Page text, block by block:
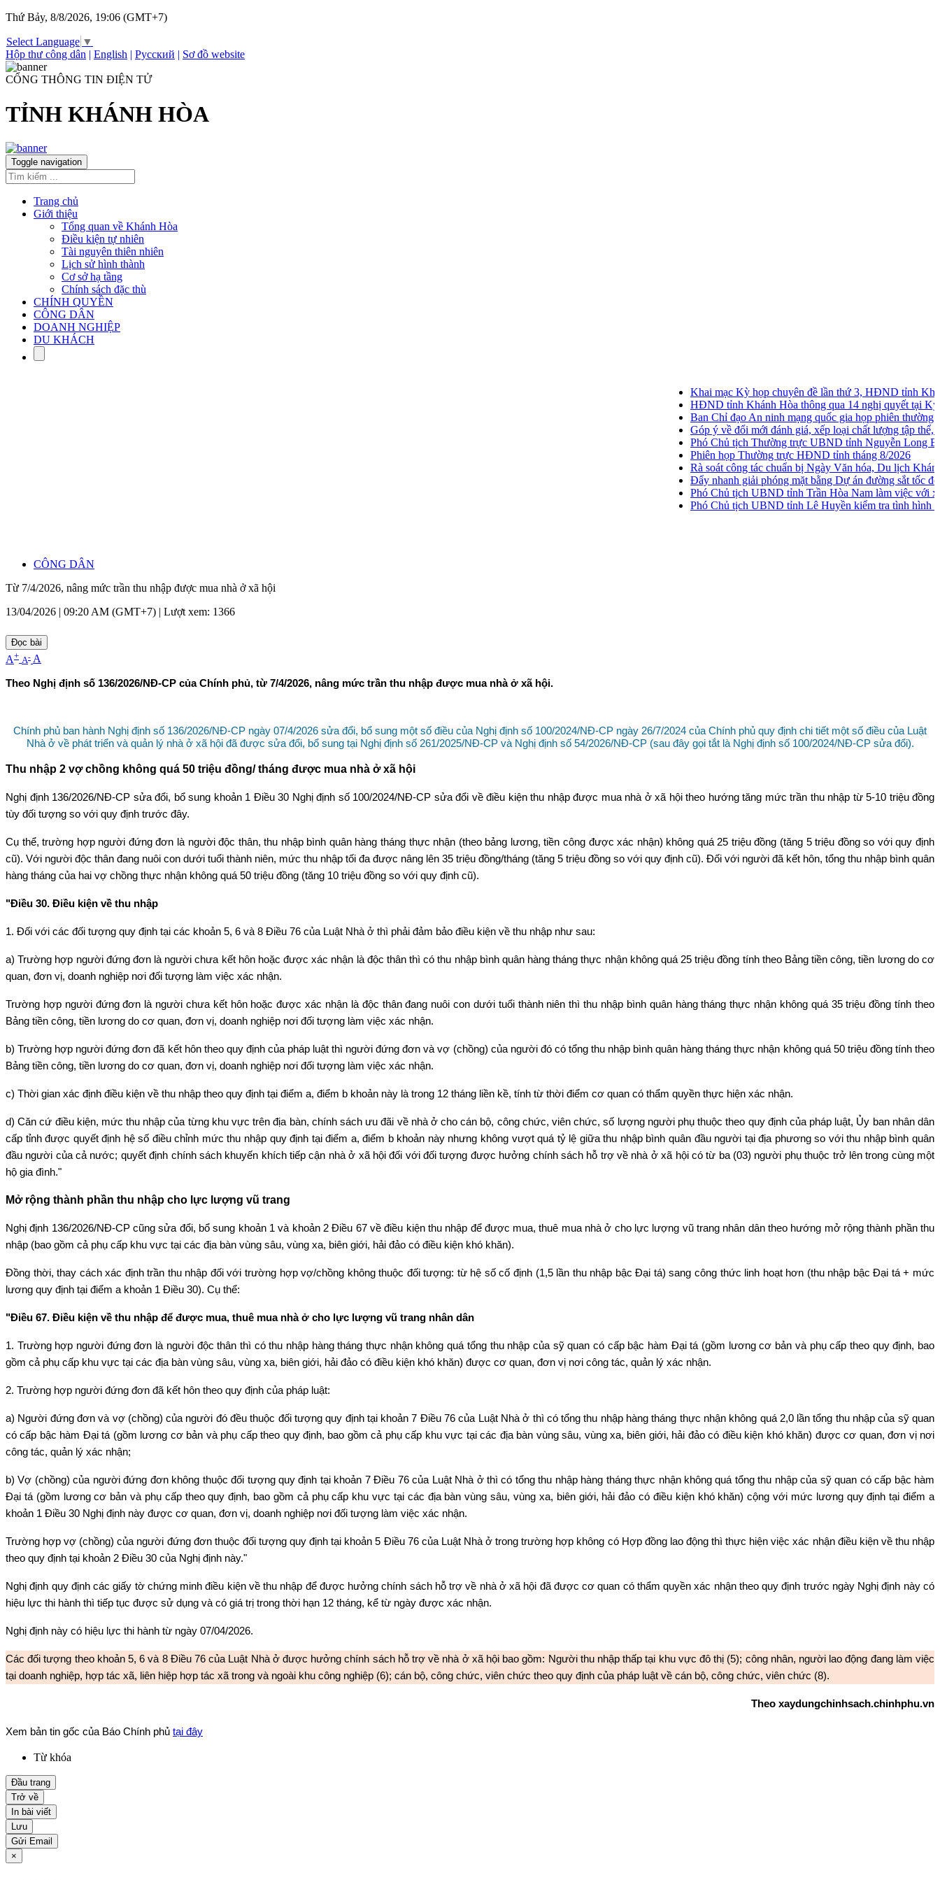
Thứ Bảy, 8/8/2026, 19:06 (GMT+7)
Select Language ▼
Hộp thư công dân | English | Русский | Sơ đồ website
CỔNG THÔNG TIN ĐIỆN TỬ
TỈNH KHÁNH HÒA
Toggle navigation
Trang chủ
Giới thiệu
Tổng quan về Khánh Hòa
Điều kiện tự nhiên
Tài nguyên thiên nhiên
Lịch sử hình thành
Cơ sở hạ tầng
Chính sách đặc thù
CHÍNH QUYỀN
CÔNG DÂN
DOANH NGHIỆP
DU KHÁCH
Khai mạc Kỳ họp chuyên đề lần thứ 3, HĐND tỉnh Khánh
HĐND tỉnh Khánh Hòa thông qua 14 nghị quyết tại Kỳ
Ban Chỉ đạo An ninh mạng quốc gia họp phiên thường kỳ
Góp ý về đổi mới đánh giá, xếp loại chất lượng tập thể, cá
Phó Chủ tịch Thường trực UBND tỉnh Nguyễn Long Biên
Phiên họp Thường trực HĐND tỉnh tháng 8/2026
Rà soát công tác chuẩn bị Ngày Văn hóa, Du lịch Khánh
Đẩy nhanh giải phóng mặt bằng Dự án đường sắt tốc độ
Phó Chủ tịch UBND tỉnh Trần Hòa Nam làm việc với xã
Phó Chủ tịch UBND tỉnh Lê Huyền kiểm tra tình hình thu
CÔNG DÂN
Từ 7/4/2026, nâng mức trần thu nhập được mua nhà ở xã hội
13/04/2026 | 09:20 AM (GMT+7) | Lượt xem: 1366
Đọc bài
A+ A- A
Theo Nghị định số 136/2026/NĐ-CP của Chính phủ, từ 7/4/2026, nâng mức trần thu nhập được mua nhà ở xã hội.
Chính phủ ban hành Nghị định số 136/2026/NĐ-CP ngày 07/4/2026 sửa đổi, bổ sung một số điều của Nghị định số 100/2024/NĐ-CP ngày 26/7/2024 của Chính phủ quy định chi tiết một số điều của Luật
Nhà ở về phát triển và quản lý nhà ở xã hội đã được sửa đổi, bổ sung tại Nghị định số 261/2025/NĐ-CP và Nghị định số 54/2026/NĐ-CP (sau đây gọi tắt là Nghị định số 100/2024/NĐ-CP sửa đổi).
Thu nhập 2 vợ chồng không quá 50 triệu đồng/ tháng được mua nhà ở xã hội
Nghị định 136/2026/NĐ-CP sửa đổi, bổ sung khoản 1 Điều 30 Nghị định số 100/2024/NĐ-CP sửa đổi về điều kiện thu nhập được mua nhà ở xã hội theo hướng tăng mức trần thu nhập từ 5-10 triệu đồng
tùy đối tượng so với quy định trước đây.
Cụ thể, trường hợp người đứng đơn là người độc thân, thu nhập bình quân hàng tháng thực nhận (theo bảng lương, tiền công được xác nhận) không quá 25 triệu đồng (tăng 5 triệu đồng so với quy định
cũ). Với người độc thân đang nuôi con dưới tuổi thành niên, mức thu nhập tối đa được nâng lên 35 triệu đồng/tháng (tăng 5 triệu đồng so với quy định cũ). Đối với người đã kết hôn, tổng thu nhập bình quân
hàng tháng của hai vợ chồng thực nhận không quá 50 triệu đồng (tăng 10 triệu đồng so với quy định cũ).
"Điều 30. Điều kiện về thu nhập
1. Đối với các đối tượng quy định tại các khoản 5, 6 và 8 Điều 76 của Luật Nhà ở thì phải đảm bảo điều kiện về thu nhập như sau:
a) Trường hợp người đứng đơn là người chưa kết hôn hoặc được xác nhận là độc thân thì có thu nhập bình quân hàng tháng thực nhận không quá 25 triệu đồng tính theo Bảng tiền công, tiền lương do cơ
quan, đơn vị, doanh nghiệp nơi đối tượng làm việc xác nhận.
Trường hợp người đứng đơn là người chưa kết hôn hoặc được xác nhận là độc thân đang nuôi con dưới tuổi thành niên thì thu nhập bình quân hàng tháng thực nhận không quá 35 triệu đồng tính theo
Bảng tiền công, tiền lương do cơ quan, đơn vị, doanh nghiệp nơi đối tượng làm việc xác nhận.
b) Trường hợp người đứng đơn đã kết hôn theo quy định của pháp luật thì người đứng đơn và vợ (chồng) của người đó có tổng thu nhập bình quân hàng tháng thực nhận không quá 50 triệu đồng tính theo
Bảng tiền công, tiền lương do cơ quan, đơn vị, doanh nghiệp nơi đối tượng làm việc xác nhận.
c) Thời gian xác định điều kiện về thu nhập theo quy định tại điểm a, điểm b khoản này là trong 12 tháng liền kề, tính từ thời điểm cơ quan có thẩm quyền thực hiện xác nhận.
d) Căn cứ điều kiện, mức thu nhập của từng khu vực trên địa bàn, chính sách ưu đãi về nhà ở cho cán bộ, công chức, viên chức, số lượng người phụ thuộc theo quy định của pháp luật, Ủy ban nhân dân
cấp tỉnh được quyết định hệ số điều chỉnh mức thu nhập quy định tại điểm a, điểm b khoản này nhưng không vượt quá tỷ lệ giữa thu nhập bình quân đầu người tại địa phương so với thu nhập bình quân
đầu người của cả nước; quyết định chính sách khuyến khích tiếp cận nhà ở xã hội đối với đối tượng được hưởng chính sách hỗ trợ về nhà ở xã hội có từ ba (03) người phụ thuộc trở lên trong cùng một
hộ gia đình."
Mở rộng thành phần thu nhập cho lực lượng vũ trang
Nghị định 136/2026/NĐ-CP cũng sửa đổi, bổ sung khoản 1 và khoản 2 Điều 67 về điều kiện thu nhập để được mua, thuê mua nhà ở cho lực lượng vũ trang nhân dân theo hướng mở rộng thành phần thu
nhập (bao gồm cả phụ cấp khu vực tại các địa bàn vùng sâu, vùng xa, biên giới, hải đảo có điều kiện khó khăn).
Đồng thời, thay cách xác định trần thu nhập đối với trường hợp vợ/chồng không thuộc đối tượng: từ hệ số cố định (1,5 lần thu nhập bậc Đại tá) sang công thức linh hoạt hơn (thu nhập bậc Đại tá + mức
lương quy định tại điểm a khoản 1 Điều 30). Cụ thể:
"Điều 67. Điều kiện về thu nhập để được mua, thuê mua nhà ở cho lực lượng vũ trang nhân dân
1. Trường hợp người đứng đơn là người độc thân thì có thu nhập hàng tháng thực nhận không quá tổng thu nhập của sỹ quan có cấp bậc hàm Đại tá (gồm lương cơ bản và phụ cấp theo quy định, bao
gồm cả phụ cấp khu vực tại các địa bàn vùng sâu, vùng xa, biên giới, hải đảo có điều kiện khó khăn) được cơ quan, đơn vị nơi công tác, quản lý xác nhận.
2. Trường hợp người đứng đơn đã kết hôn theo quy định của pháp luật:
a) Người đứng đơn và vợ (chồng) của người đó đều thuộc đối tượng quy định tại khoản 7 Điều 76 của Luật Nhà ở thì có tổng thu nhập hàng tháng thực nhận không quá 2,0 lần tổng thu nhập của sỹ quan
có cấp bậc hàm Đại tá (gồm lương cơ bản và phụ cấp theo quy định, bao gồm cả phụ cấp khu vực tại các địa bàn vùng sâu, vùng xa, biên giới, hải đảo có điều kiện khó khăn) được cơ quan, đơn vị nơi
công tác, quản lý xác nhận;
b) Vợ (chồng) của người đứng đơn không thuộc đối tượng quy định tại khoản 7 Điều 76 của Luật Nhà ở thì có tổng thu nhập hàng tháng thực nhận không quá tổng thu nhập của sỹ quan có cấp bậc hàm
Đại tá (gồm lương cơ bản và phụ cấp theo quy định, bao gồm cả phụ cấp khu vực tại các địa bàn vùng sâu, vùng xa, biên giới, hải đảo có điều kiện khó khăn) cộng với mức lương quy định tại điểm a
khoản 1 Điều 30 Nghị định này được cơ quan, đơn vị, doanh nghiệp nơi đối tượng làm việc xác nhận.
Trường hợp vợ (chồng) của người đứng đơn thuộc đối tượng quy định tại khoản 5 Điều 76 của Luật Nhà ở trong trường hợp không có Hợp đồng lao động thì thực hiện việc xác nhận điều kiện về thu nhập
theo quy định tại khoản 2 Điều 30 của Nghị định này."
Nghị định quy định các giấy tờ chứng minh điều kiện về thu nhập để được hưởng chính sách hỗ trợ về nhà ở xã hội đã được cơ quan có thẩm quyền xác nhận theo quy định trước ngày Nghị định này có
hiệu lực thi hành thì tiếp tục được sử dụng và có giá trị trong thời hạn 12 tháng, kể từ ngày được xác nhận.
Nghị định này có hiệu lực thi hành từ ngày 07/04/2026.
Các đối tượng theo khoản 5, 6 và 8 Điều 76 của Luật Nhà ở được hưởng chính sách hỗ trợ về nhà ở xã hội bao gồm: Người thu nhập thấp tại khu vực đô thị (5); công nhân, người lao động đang làm việc
tại doanh nghiệp, hợp tác xã, liên hiệp hợp tác xã trong và ngoài khu công nghiệp (6); cán bộ, công chức, viên chức theo quy định của pháp luật về cán bộ, công chức, viên chức (8).
Theo xaydungchinhsach.chinhphu.vn
Xem bản tin gốc của Báo Chính phủ tại đây
Từ khóa
Đầu trang
Trở về
In bài viết
Lưu
Gửi Email
×